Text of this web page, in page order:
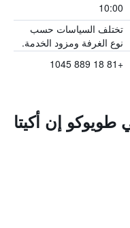
10:00
تختلف السياسات حسب
نوع الغرفة ومزود الخدمة.
+81 18 889 1045
طويوكو إن أكيتا